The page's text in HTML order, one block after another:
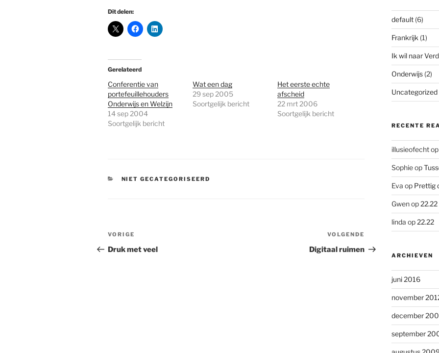
Dit delen:
Gerelateerd
Conferentie van
portefeuillehouders
Onderwijs en Welzijn
14 sep 2004
Soortgelijk bericht
Wat een dag
29 sep 2005
Soortgelijk bericht
Het eerste echte
afscheid
22 mrt 2006
Soortgelijk bericht
CATEGORIEËN
NIET GECATEGORISEERD
Bericht
navigatie
Vorig
bericht
VORIGE
Druk met veel
bericht
VOLGENDE
Digitaal ruimen
default(6)
Frankrijk (1)
Ik wil naar
Onderwijs(2)
Uncategorized
RECENTE
illusieofechtop
Sophieop
Eva op Prettig
Gwenop22.22
linda op22.22
ARCHIEVEN
juni 2016
november
december
september